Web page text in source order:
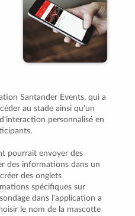
Santander Events, qui a
au stade ainsi qu'un
personnalisé en
pourrait envoyer des
des informations dans un
des onglets
spécifiques sur
dans l'application a
le nom de la mascotte